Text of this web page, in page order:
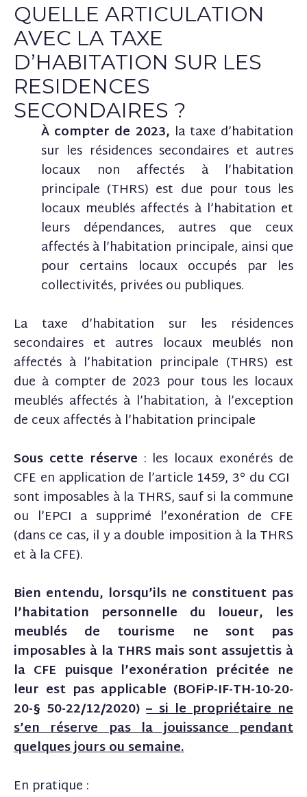
QUELLE ARTICULATION
AVEC LA TAXE
D’HABITATION SUR LES
RESIDENCES
SECONDAIRES ?
À compter de 2023, la taxe d’habitation
sur les résidences secondaires et autres
locaux non affectés à l’habitation
principale (THRS) est due pour tous les
locaux meublés affectés à l’habitation et
leurs dépendances, autres que ceux
affectés à l’habitation principale, ainsi que
pour certains locaux occupés par les
collectivités, privées ou publiques.
La taxe d’habitation sur les résidences
secondaires et autres locaux meublés non
affectés à l’habitation principale (THRS) est
due à compter de 2023 pour tous les locaux
meublés affectés à l’habitation, à l’exception
de ceux affectés à l’habitation principale
Sous cette réserve : les locaux exonérés de
CFE en application de l’article 1459, 3° du CGI
sont imposables à la THRS, sauf si la commune
ou l’EPCI a supprimé l’exonération de CFE
(dans ce cas, il y a double imposition à la THRS
et à la CFE).
Bien entendu, lorsqu’ils ne constituent pas
l’habitation personnelle du loueur, les
meublés de tourisme ne sont pas
imposables à la THRS mais sont assujettis à
la CFE puisque l’exonération précitée ne
leur est pas applicable (BOFiP-IF-TH-10-20-
20-§ 50-22/12/2020)– si le propriétaire ne
s’en réserve pas la jouissance pendant
quelques jours ou semaine.
En pratique :